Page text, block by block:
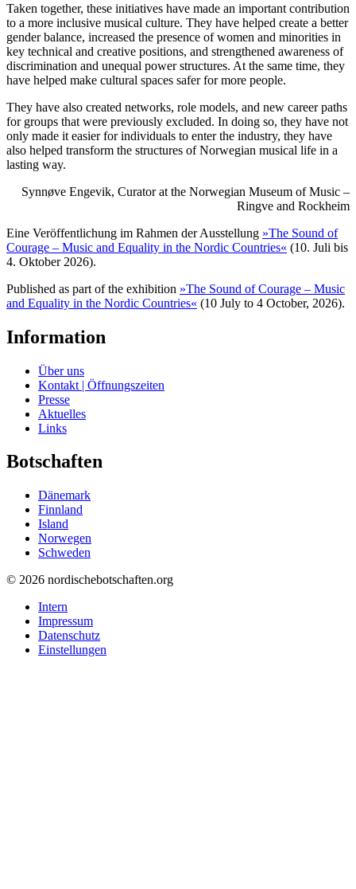
Taken together, these initiatives have made an important contribution
to a more inclusive musical culture. They have helped create a better
gender balance, increased the presence of women and minorities in
key technical and creative positions, and strengthened awareness of
discrimination and unequal power structures. At the same time, they
have helped make cultural spaces safer for more people.
They have also created networks, role models, and new career paths
for groups that were previously excluded. In doing so, they have not
only made it easier for individuals to enter the industry, they have
also helped transform the structures of Norwegian musical life in a
lasting way.
Synnøve Engevik, Curator at the Norwegian Museum of Music –
Ringve and Rockheim
Eine Veröffentlichung im Rahmen der Ausstellung »The Sound of
Courage – Music and Equality in the Nordic Countries« (10. Juli bis
4. Oktober 2026).
Published as part of the exhibition »The Sound of Courage – Music
and Equality in the Nordic Countries« (10 July to 4 October, 2026).
Information
Über uns
Kontakt | Öffnungszeiten
Presse
Aktuelles
Links
Botschaften
Dänemark
Finnland
Island
Norwegen
Schweden
© 2026 nordischebotschaften.org
Intern
Impressum
Datenschutz
Einstellungen